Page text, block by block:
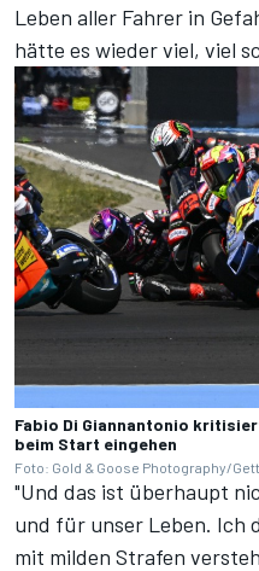
Leben aller Fahrer in
hätte es wieder viel, viel
Fabio Di Giannantonio
beim Start eingehen
Foto: Gold & Goose Photography/
"Und das ist überhaupt
und für unser Leben. Ich
mit milden Strafen